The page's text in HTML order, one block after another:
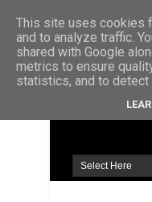
STRONA GŁÓWNA
This site uses cookies
and to analyze traffic.
shared with Google
metrics to ensure
statistics, and to detect